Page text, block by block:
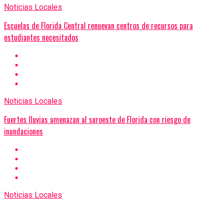
Noticias Locales
Escuelas de Florida Central renuevan centros de recursos para
estudiantes necesitados
Noticias Locales
Fuertes lluvias amenazan al suroeste de Florida con riesgo de
inundaciones
Noticias Locales